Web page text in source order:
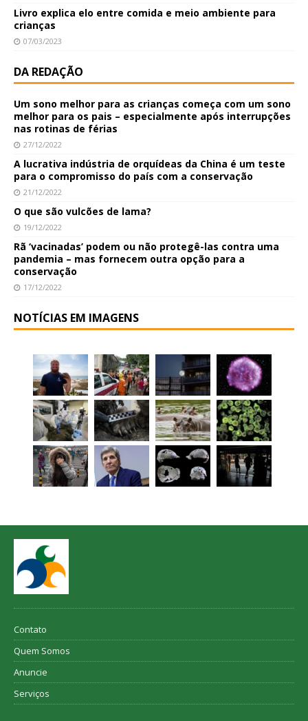
Livro explica elo entre comida e meio ambiente para
crianças
07/03/2023
DA REDAÇÃO
Um sono melhor para as crianças começa com um sono
melhor para os pais – especialmente após interrupções
nas rotinas de férias
27/12/2022
A lucrativa indústria de orquídeas da China é um teste
para o compromisso do país com a conservação
21/12/2022
O que são vulcões de lama?
19/12/2022
Rã ‘vacinadas’ podem ou não protegê-las contra uma
pandemia – mas fornecem outra opção para a
conservação
17/12/2022
NOTÍCIAS EM IMAGENS
Contato
Quem Somos
Anuncie
Serviços